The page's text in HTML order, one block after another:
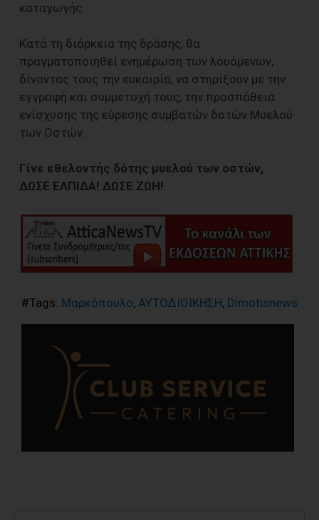
καταγωγής.
Κατά τη διάρκεια της δράσης, θα
πραγματοποιηθεί ενημέρωση των λουόμενων,
δίνοντας τους την ευκαιρία, να στηρίξουν με την
εγγραφή και συμμετοχή τους, την προσπάθεια
ενίσχυσης της εύρεσης συμβατών δοτών Μυελού
των Οστών.
Γίνε εθελοντής δότης μυελού των οστών,
ΔΩΣΕ ΕΛΠΙΔΑ! ΔΩΣΕ ΖΩΗ!
#Tags: Μαρκόπουλο, ΑΥΤΟΔΙΟΙΚΗΣΗ, Dimotisnews